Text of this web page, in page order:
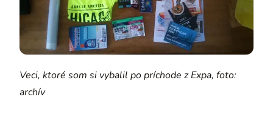
Veci, ktoré som si vybalil po príchode z Expa, foto:
archív